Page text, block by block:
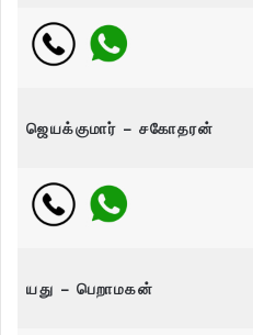
ஜெயக்குமார் – சகோதரன்
யது – பெறாமகன்